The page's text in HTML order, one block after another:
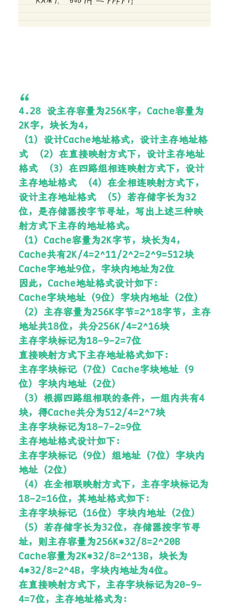
4.28 设主存容量为256K字，Cache容量为
2K字，块长为4，
（1）设计Cache地址格式，设计主存地址格
式 （2）在直接映射方式下，设计主存地址
格式 （3）在四路组相连映射方式下，设计
主存地址格式 （4）在全相连映射方式下，
设计主存地址格式 （5）若存储字长为32
位，是存储器按字节寻址，写出上述三种映
射方式下主存的地址格式。
（1）Cache容量为2K字节，块长为4，
Cache共有2K/4=2^11/2^2=2^9=512块
Cache字地址9位，字块内地址为2位
因此，Cache地址格式设计如下：
Cache字块地址（9位）字块内地址（2位）
（2）主存容量为256K字节=2^18字节，主存
地址共18位，共分256K/4=2^16块
主存字块标记为18-9-2=7位
直接映射方式下主存地址格式如下：
主存字块标记（7位）Cache字块地址（9
位）字块内地址（2位）
（3）根据四路组相联的条件，一组内共有4
块，得Cache共分为512/4=2^7块
主存字块标记为18-7-2=9位
主存地址格式设计如下：
主存字块标记（9位）组地址（7位）字块内
地址（2位）
（4）在全相联映射方式下，主存字块标记为
18-2=16位，其地址格式如下：
主存字块标记（16位）字块内地址（2位）
（5）若存储字长为32位，存储器按字节寻
址，则主存容量为256K*32/8=2^20B
Cache容量为2K*32/8=2^13B，块长为
4*32/8=2^4B，字块内地址为4位。
在直接映射方式下，主存字块标记为20-9-
4=7位，主存地址格式为：